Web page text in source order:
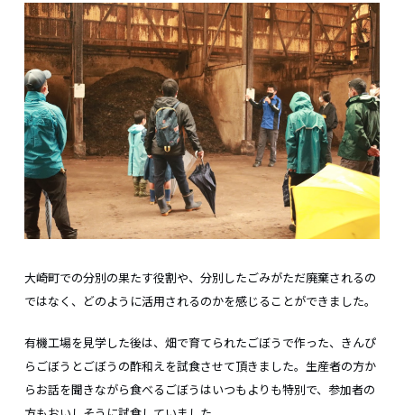
大崎町での分別の果たす役割や、分別したごみがただ廃棄されるの
ではなく、どのように活用されるのかを感じることができました。
有機工場を見学した後は、畑で育てられたごぼうで作った、きんぴ
らごぼうとごぼうの酢和えを試食させて頂きました。生産者の方か
らお話を聞きながら食べるごぼうはいつもよりも特別で、参加者の